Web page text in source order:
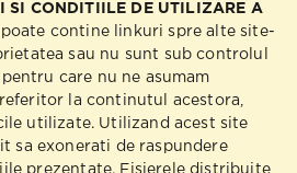
SI CONDITIILE DE UTILIZARE A
poate contine linkuri spre alte site-
sau nu sunt sub controlul
care nu ne asumam
la continutul acestora,
utilizate. Utilizand acest site
sa exonerati de raspundere
prezentate. Fisierele distribuite